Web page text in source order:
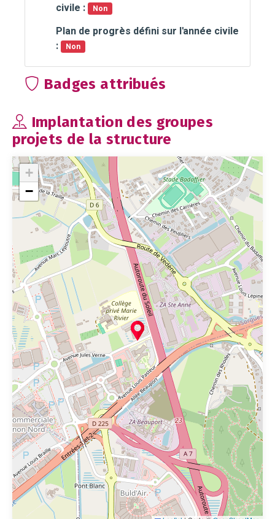
civile :
Non
Plan de progrès défini sur l'année civile
:
Non
Badges attribués
Implantation des groupes
projets de la structure
+
−